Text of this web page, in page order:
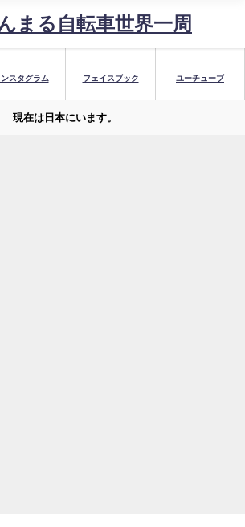
まる自転車世界一周
ンスタグラム フェイスブック ユーチューブ
現在は日本にいます。